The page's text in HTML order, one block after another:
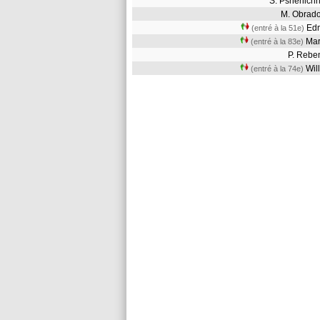
M.
(entré à la 51e)
(entré à la 83e)
P.
(entré à la 74e)